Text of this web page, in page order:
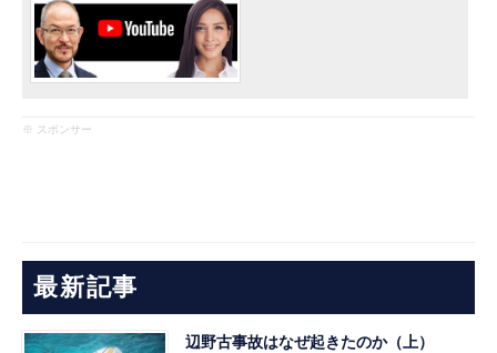
※ スポンサー
最新記事
辺野古事故はなぜ起きたのか（上）